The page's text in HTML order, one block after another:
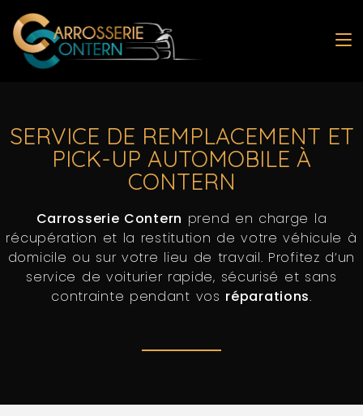
SERVICE DE REMPLACEMENT ET
PICK-UP AUTOMOBILE À
CONTERN
Carrosserie Contern prend en charge la
récupération et la restitution de votre véhicule à
domicile ou sur votre lieu de travail. Profitez d’un
service de voiturier rapide, sécurisé et sans
contrainte pendant vos réparations.